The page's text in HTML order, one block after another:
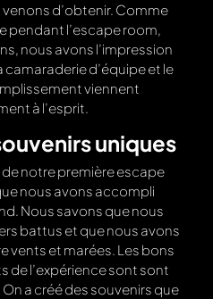
d’obtenir. Comme
pendant l’escape room,
nous avons l’impression
camaraderie d’équipe et le
viennent
à l’esprit.
uniques
notre première escape
nous avons accompli
Nous savons que nous
battus et que nous avons
vents et marées. Les bons
de l’expérience sont sont
a créé des souvenirs que